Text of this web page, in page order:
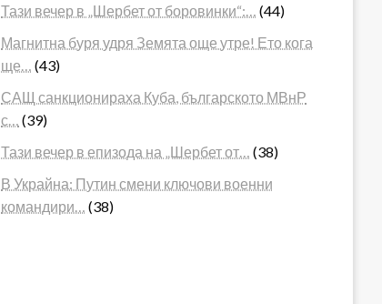
Тази вечер в „Шербет от боровинки“:…
(44)
Магнитна буря удря Земята още утре! Ето кога
ще…
(43)
САЩ санкционираха Куба, българското МВнР
с…
(39)
Тази вечер в епизода на „Шербет от…
(38)
В Украйна: Путин смени ключови военни
командири…
(38)